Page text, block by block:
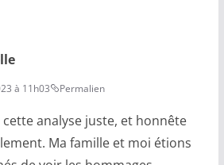
à 11h03 Permalien
analyse juste, et honnête
Ma famille et moi étions